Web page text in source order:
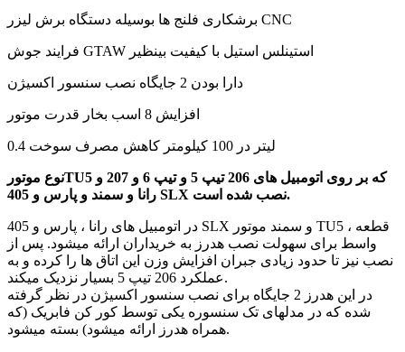
برشکاری فلنج ها بوسیله دستگاه برش لیزر CNC
فرایند جوش GTAW استینلس استیل با کیفیت بینظیر
افزایش 8 اسب بخار قدرت موتور
0.4 لیتر در 100 کیلومتر کاهش مصرف سوخت
نوع موتورTU5 که بر روی اتومبیل های 206 تیپ 5 و تیپ 6 و 207 و
رانا و سمند و پارس و 405 SLX نصب شده است.
در اتومبیل های رانا ، پارس و 405 SLX و سمند موتور TU5 ، قطعه
واسط برای سهولت نصب هدرز به خریداران ارائه میشود. پس از
نصب نیز تا حدود زیادی جبران افزایش وزن این اتاق ها را کرده و به
عملکرد 206 تیپ 5 بسیار نزدیک میکند.
در این هدرز 2 جایگاه برای نصب سنسور اکسیژن در نظر گرفته
شده که در مدلهای تک سنسوره یکی توسط کور کن فابریک (که
همراه هدرز ارائه میشود) بسته میشود.